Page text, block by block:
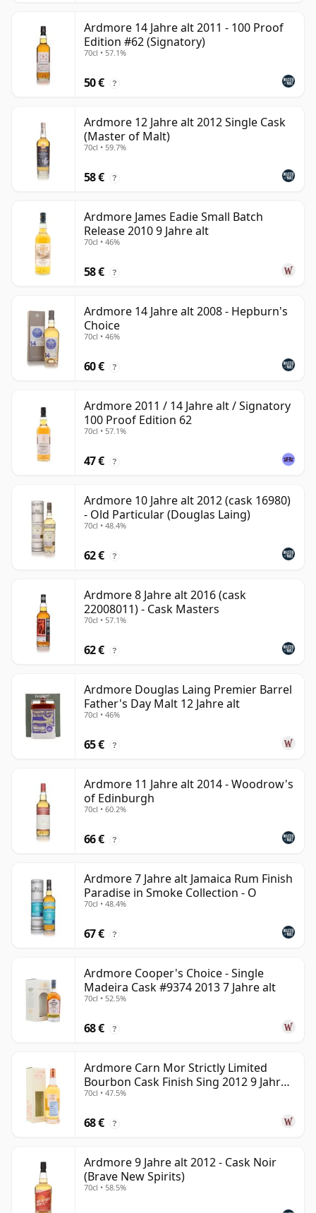
Ardmore 14 Jahre alt 2011 - 100 Proof
Edition #62 (Signatory)
70cl • 57.1%
50 € ?
Ardmore 12 Jahre alt 2012 Single Cask
(Master of Malt)
70cl • 59.7%
58 € ?
Ardmore James Eadie Small Batch
Release 2010 9 Jahre alt
70cl • 46%
58 € ?
Ardmore 14 Jahre alt 2008 - Hepburn's
Choice
70cl • 46%
60 € ?
Ardmore 2011 / 14 Jahre alt / Signatory
100 Proof Edition 62
70cl • 57.1%
47 € ?
Ardmore 10 Jahre alt 2012 (cask 16980)
- Old Particular (Douglas Laing)
70cl • 48.4%
62 € ?
Ardmore 8 Jahre alt 2016 (cask
22008011) - Cask Masters
70cl • 57.1%
62 € ?
Ardmore Douglas Laing Premier Barrel
Father's Day Malt 12 Jahre alt
70cl • 46%
65 € ?
Ardmore 11 Jahre alt 2014 - Woodrow's
of Edinburgh
70cl • 60.2%
66 € ?
Ardmore 7 Jahre alt Jamaica Rum Finish
Paradise in Smoke Collection - O
70cl • 48.4%
67 € ?
Ardmore Cooper's Choice - Single
Madeira Cask #9374 2013 7 Jahre alt
70cl • 52.5%
68 € ?
Ardmore Carn Mor Strictly Limited
Bourbon Cask Finish Sing 2012 9 Jahre
alt
70cl • 47.5%
68 € ?
Ardmore 9 Jahre alt 2012 - Cask Noir
(Brave New Spirits)
70cl • 58.5%